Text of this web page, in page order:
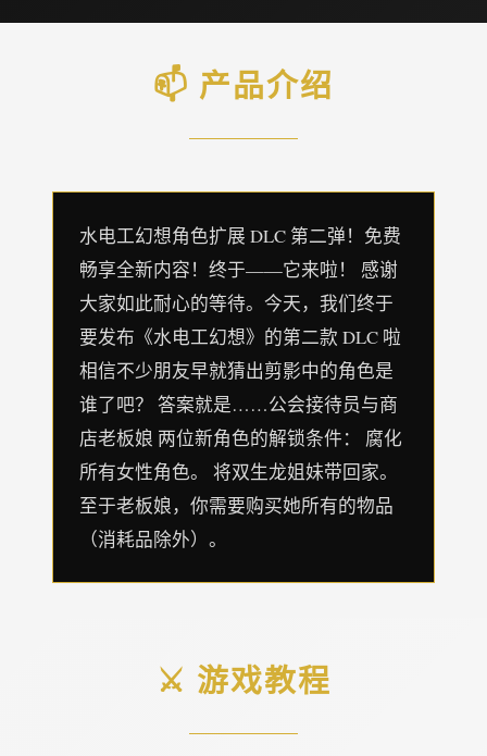
📫 产品介绍
水电工幻想角色扩展 DLC 第二弹！免费
畅享全新内容！终于——它来啦！ 感谢
大家如此耐心的等待。今天，我们终于
要发布《水电工幻想》的第二款 DLC 啦
相信不少朋友早就猜出剪影中的角色是
谁了吧？ 答案就是……公会接待员与商
店老板娘 两位新角色的解锁条件： 腐化
所有女性角色。 将双生龙姐妹带回家。
至于老板娘，你需要购买她所有的物品
（消耗品除外）。
⚔️ 游戏教程